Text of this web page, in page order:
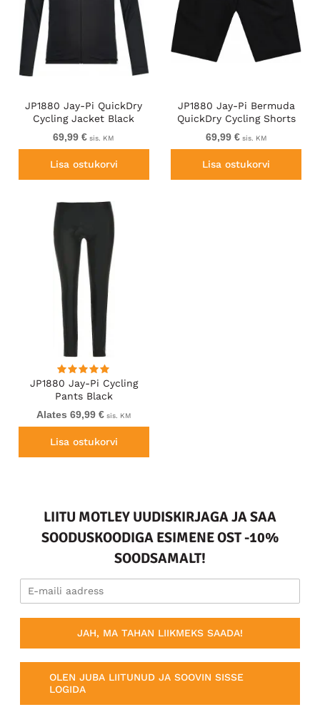
JP1880 Jay-Pi QuickDry
Cycling Jacket Black
69,99 € sis. KM
Lisa ostukorvi
JP1880 Jay-Pi Bermuda
QuickDry Cycling Shorts
Black
69,99 €sis. KM
Lisa ostukorvi
JP1880 Jay-Pi Cycling
Pants Black
Alates 69,99 €sis. KM
Lisa ostukorvi
LIITU MOTLEY UUDISKIRJAGA JA SAA
SOODUSKOODIGA ESIMENE OST -10%
SOODSAMALT!
JAH, MA TAHAN LIIKMEKS SAADA!
OLEN JUBA LIITUNUD JA SOOVIN SISSE
LOGIDA